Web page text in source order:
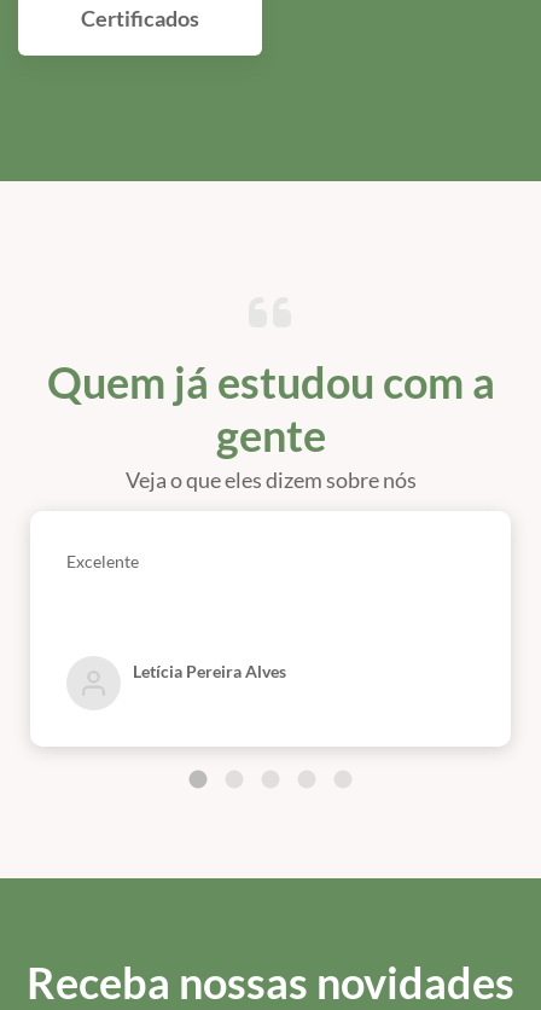
Certificados
Quem já estudou com a
gente
Veja o que eles dizem sobre nós
Excelente
Letícia Pereira Alves
Receba nossas novidades